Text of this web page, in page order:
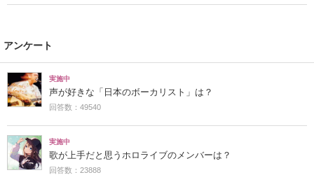
アンケート
実施中
声が好きな「日本のボーカリスト」は？
回答数：49540
実施中
歌が上手だと思うホロライブのメンバーは？
回答数：23888